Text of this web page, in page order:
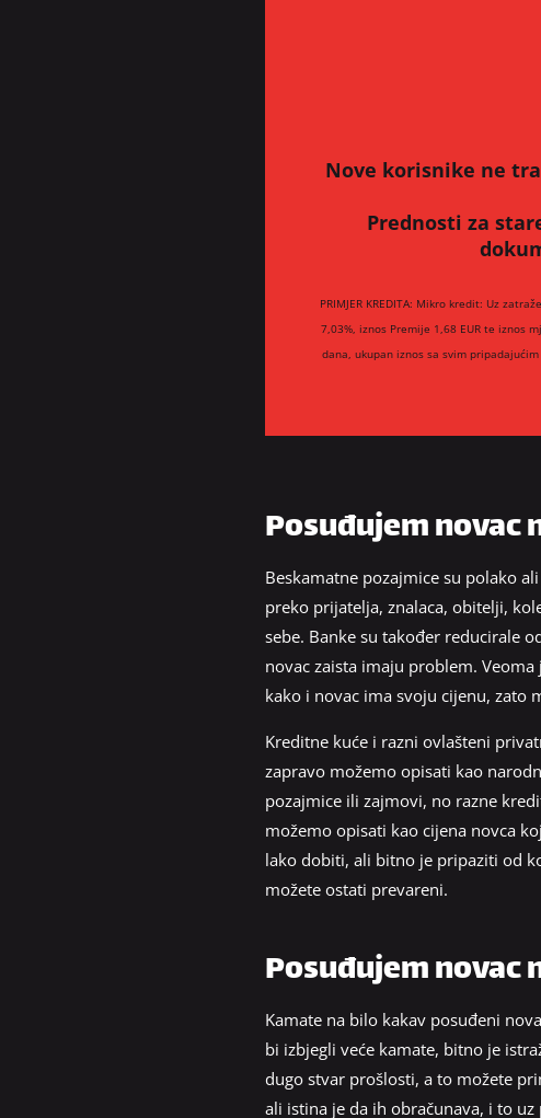
Nove korisnike ne
Prednosti za
PRIMJER KREDITA: Mikro kredit: Uz
7,03%, iznos Premije 1,68 EUR te iznos
dana, ukupan iznos sa svim
Posuđujem novac
Beskamatne pozajmice su polako
preko prijatelja, znalaca, obitelji,
sebe. Banke su također reducirale
novac zaista imaju problem.
kako i novac ima svoju cijenu, zato
Kreditne kuće i razni ovlašteni
zapravo možemo opisati kao
pozajmice ili zajmovi, no razne
možemo opisati kao cijena novca
lako dobiti, ali bitno je pripaziti od
možete ostati prevareni.
Posuđujem novac
Kamate na bilo kakav posuđeni
bi izbjegli veće kamate, bitno je
dugo stvar prošlosti, a to možete
ali istina je da ih obračunava, i to